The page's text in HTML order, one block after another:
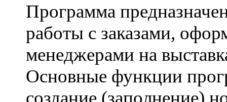
Программа
работы с заказами,
менеджерами на
Основные функции
создание (заполнение)